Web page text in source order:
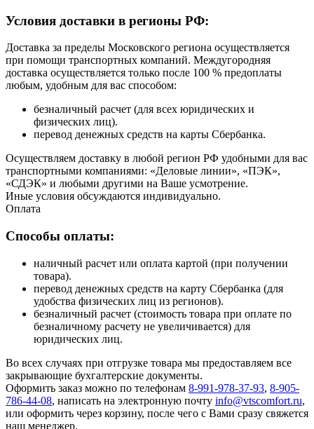
Условия доставки в регионы РФ:
Доставка за пределы Московского региона осуществляется
при помощи транспортных компаний. Междугородняя
доставка осуществляется только после 100 % предоплаты
любым, удобным для вас способом:
безналичный расчет (для всех юридических и
физических лиц).
перевод денежных средств на карты Сбербанка.
Осуществляем доставку в любой регион РФ удобными для вас
транспортными компаниями: «Деловые линии», «ПЭК»,
«СДЭК» и любыми другими на Ваше усмотрение.
Иные условия обсуждаются индивидуально.
Оплата
Способы оплаты:
наличный расчет или оплата картой (при получении
товара).
перевод денежных средств на карту Сбербанка (для
удобства физических лиц из регионов).
безналичный расчет (стоимость товара при оплате по
безналичному расчету не увеличивается) для
юридических лиц.
Во всех случаях при отгрузке товара мы предоставляем все
закрывающие бухгалтерские документы.
Оформить заказ можно по телефонам 8-991-978-37-93, 8-905-
786-44-08, написать на электронную почту info@vtscomfort.ru,
или оформить через корзину, после чего с Вами сразу свяжется
наш менеджер.